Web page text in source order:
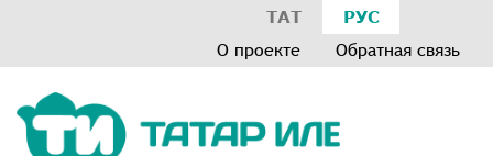
ТАТ РУС
О проекте Обратная связь